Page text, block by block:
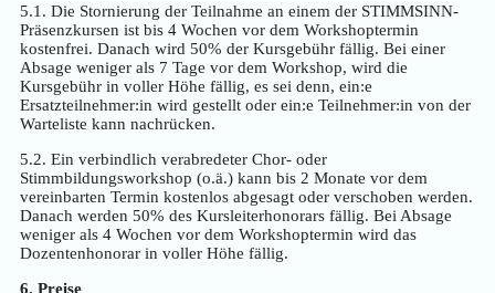
5.1. Die Stornierung der Teilnahme an einem der STIMMSINN-
Präsenzkursen ist bis 4 Wochen vor dem Workshoptermin
kostenfrei. Danach wird 50% der Kursgebühr fällig. Bei einer
Absage weniger als 7 Tage vor dem Workshop, wird die
Kursgebühr in voller Höhe fällig, es sei denn, ein:e
Ersatzteilnehmer:in wird gestellt oder ein:e Teilnehmer:in von der
Warteliste kann nachrücken.
5.2. Ein verbindlich verabredeter Chor- oder
Stimmbildungsworkshop (o.ä.) kann bis 2 Monate vor dem
vereinbarten Termin kostenlos abgesagt oder verschoben werden.
Danach werden 50% des Kursleiterhonorars fällig. Bei Absage
weniger als 4 Wochen vor dem Workshoptermin wird das
Dozentenhonorar in voller Höhe fällig.
6. Preise